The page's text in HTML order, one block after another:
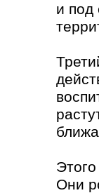
и под
Они